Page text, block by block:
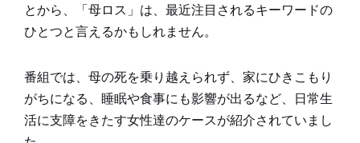
とから、「母ロス」は、最近注目されるキーワードの
ひとつと言えるかもしれません。
番組では、母の死を乗り越えられず、家にひきこもり
がちになる、睡眠や食事にも影響が出るなど、日常生
活に支障をきたす女性達のケースが紹介されていまし